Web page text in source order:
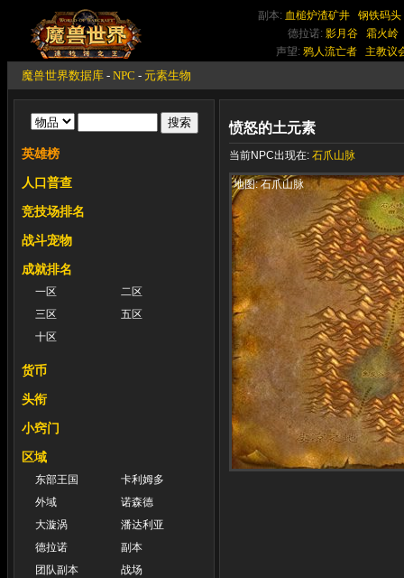
副本: 血槌炉渣矿井
钢铁码头
德拉诺: 影月谷
霜火岭
声望: 鸦人流亡者 主教议
魔兽世界数据库 - NPC - 元素生物
英雄榜
人口普查
竞技场排名
战斗宠物
成就排名
一区
二区
三区
五区
十区
货币
头衔
小窍门
区域
东部王国
卡利姆多
外域
诺森德
大漩涡
潘达利亚
德拉诺
副本
团队副本
战场
愤怒的土元素
当前NPC出现在: 石爪山脉
地图: 石爪山脉